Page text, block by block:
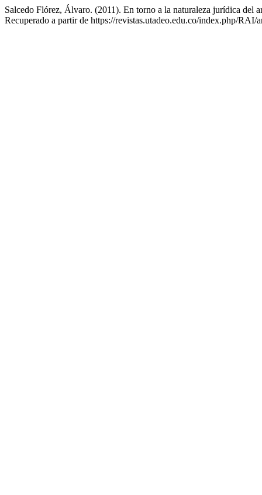
Salcedo Flórez, Álvaro. (2011). En torno a la naturaleza jurídica del
Recuperado a partir de https://revistas.utadeo.edu.co/index.php/RAI/